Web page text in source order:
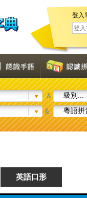
登入
&
級別...
& 粵語拼
英語口形